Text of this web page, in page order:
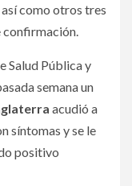
como otros tres
confirmación.
Salud Pública y
semana un
acudió a
síntomas y se le
positivo